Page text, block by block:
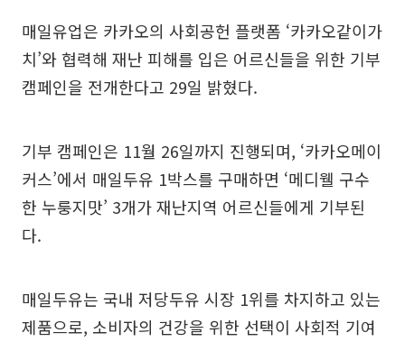
매일유업은 카카오의 사회공헌 플랫폼 ‘카카오같이가
치’와 협력해 재난 피해를 입은 어르신들을 위한 기부
캠페인을 전개한다고 29일 밝혔다.
기부 캠페인은 11월 26일까지 진행되며, ‘카카오메이
커스’에서 매일두유 1박스를 구매하면 ‘메디웰 구수
한 누룽지맛’ 3개가 재난지역 어르신들에게 기부된
다.
매일두유는 국내 저당두유 시장 1위를 차지하고 있는
제품으로, 소비자의 건강을 위한 선택이 사회적 기여